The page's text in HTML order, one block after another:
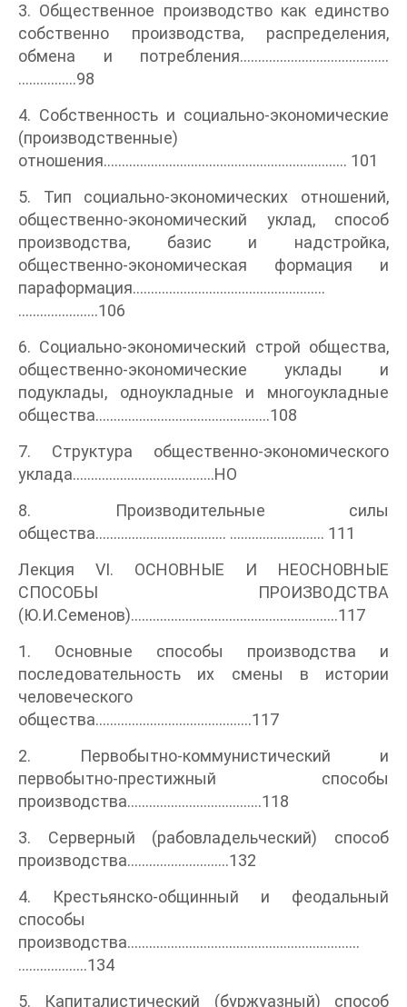
3. Общественное производство как единство
собственно производства, распределения,
обмена и потребления.........................................
................98
4. Собственность и социально-экономические
(производственные)
отношения................................................................... 101
5. Тип социально-экономических отношений,
общественно-экономический уклад, способ
производства, базис и надстройка,
общественно-экономическая формация и
параформация.....................................................
......................106
6. Социально-экономический строй общества,
общественно-экономические уклады и
подуклады, одноукладные и многоукладные
общества................................................108
7. Структура общественно-экономического
уклада.......................................НО
8. Производительные силы
общества.................................... .......................... 111
Лекция VI. ОСНОВНЫЕ И НЕОСНОВНЫЕ
СПОСОБЫ ПРОИЗВОДСТВА
(Ю.И.Семенов).........................................................117
1. Основные способы производства и
последовательность их смены в истории
человеческого
общества...........................................117
2. Первобытно-коммунистический и
первобытно-престижный способы
производства.....................................118
3. Серверный (рабовладельческий) способ
производства............................132
4. Крестьянско-общинный и феодальный
способы
производства................................................................
...................134
5. Капиталистический (буржуазный) способ